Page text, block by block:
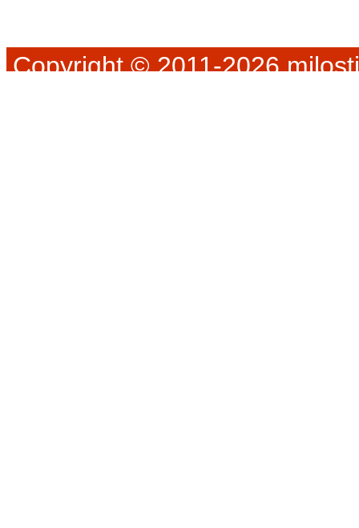
Copyright © 2011-2026